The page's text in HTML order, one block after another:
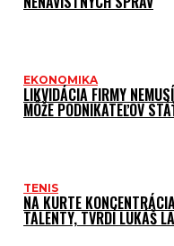
EKONOMIKA
LIKVIDÁCIA FIRMY
MÔŽE PODNIKATEĽOV
TENIS
NA KURTE
TALENTY, TVRDÍ LUKÁŠ